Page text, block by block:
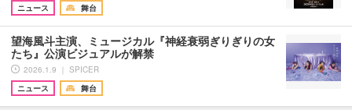
ニュース
舞台
望海風斗主演、ミュージカル『神経衰弱ぎりぎりの女
たち』公演ビジュアルが解禁
2026.1.9 ｜ SPICER
ニュース
舞台